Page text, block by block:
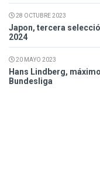
28 OCTUBRE 2023
Japon, tercera
2024
20 MAYO 2023
Hans Lindberg,
Bundesliga